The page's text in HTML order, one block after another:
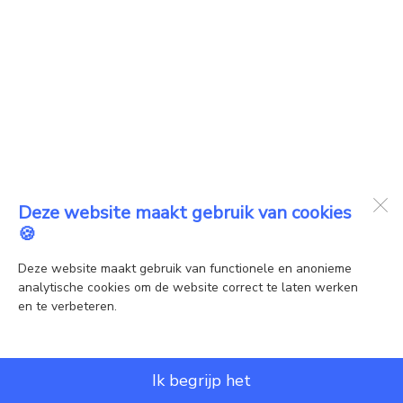
Deze website maakt gebruik van cookies
🍪
Deze website maakt gebruik van functionele en anonieme
analytische cookies om de website correct te laten werken
en te verbeteren.
Ik begrijp het